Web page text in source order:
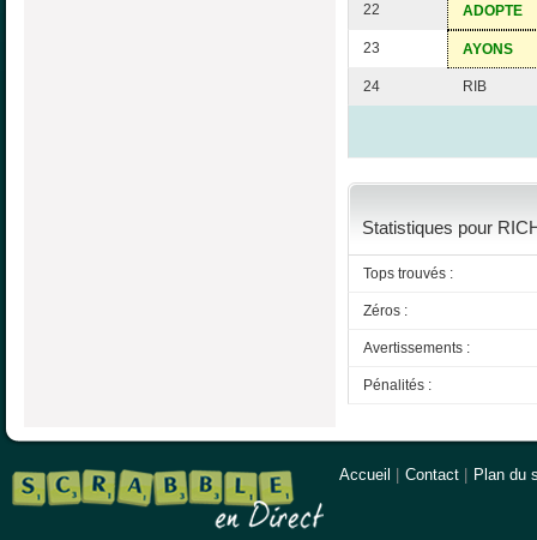
22 ADOPTE
23 AYONS
24 RIB
Statistiques pour
Tops trouvés :
Zéros :
Avertissements :
Pénalités :
Accueil Contact Plan du